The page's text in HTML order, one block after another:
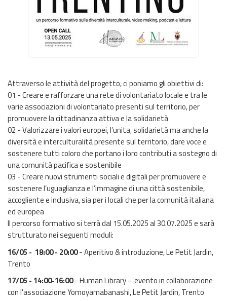
Attraverso le attività del progetto, ci poniamo gli obiettivi di:
01 - Creare e rafforzare una rete di volontariato locale e tra le
varie associazioni di volontariato presenti sul territorio, per
promuovere la cittadinanza attiva e la solidarietà
02 - Valorizzare i valori europei, l’unita, solidarietà ma anche la
diversità e interculturalità presente sul territorio, dare voce e
sostenere tutti coloro che portano i loro contributi a sostegno di
una comunità pacifica e sostenibile
03 - Creare nuovi strumenti sociali e digitali per promuovere e
sostenere l’uguaglianza e l’immagine di una città sostenibile,
accogliente e inclusiva, sia per i locali che per la comunità italiana
ed europea
Il percorso formativo si terrà dal 15.05.2025 al 30.07.2025 e sarà
strutturato nei seguenti moduli:
16/05 - 18:00 - 20:00- Aperitivo & introduzione, Le Petit Jardin,
Trento
17/05 - 14:00-16:00- Human Library - evento in collaborazione
con l'associazione Yomoyamabanashi, Le Petit Jardin, Trento